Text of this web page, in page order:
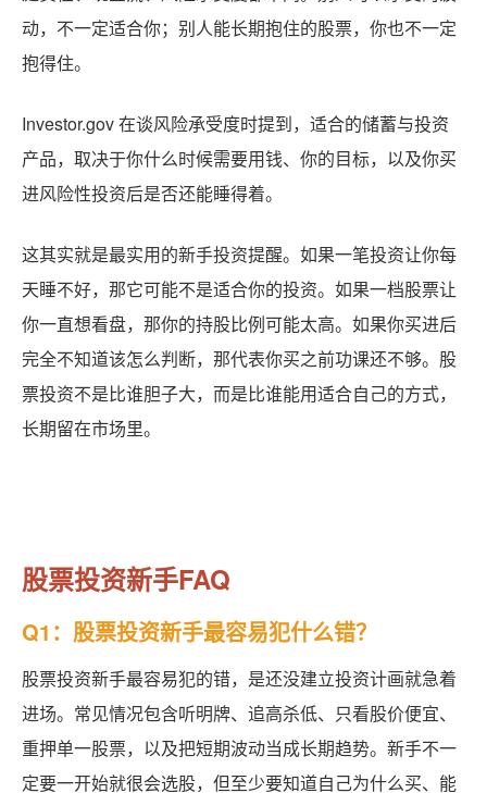
动，不一定适合你；别人能长期抱住的股票，你也不一定
抱得住。
Investor.gov 在谈风险承受度时提到，适合的储蓄与投资
产品，取决于你什么时候需要用钱、你的目标，以及你买
进风险性投资后是否还能睡得着。
这其实就是最实用的新手投资提醒。如果一笔投资让你每
天睡不好，那它可能不是适合你的投资。如果一档股票让
你一直想看盘，那你的持股比例可能太高。如果你买进后
完全不知道该怎么判断，那代表你买之前功课还不够。股
票投资不是比谁胆子大，而是比谁能用适合自己的方式，
长期留在市场里。
股票投资新手FAQ
Q1：股票投资新手最容易犯什么错？
股票投资新手最容易犯的错，是还没建立投资计画就急着
进场。常见情况包含听明牌、追高杀低、只看股价便宜、
重押单一股票，以及把短期波动当成长期趋势。新手不一
定要一开始就很会选股，但至少要知道自己为什么买、能